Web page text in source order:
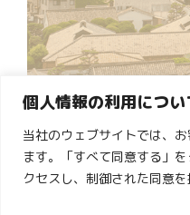
個人情報の利用につ
当社のウェブサイトでは、
ます。「すべて同意する」
クセスし、制御された同意